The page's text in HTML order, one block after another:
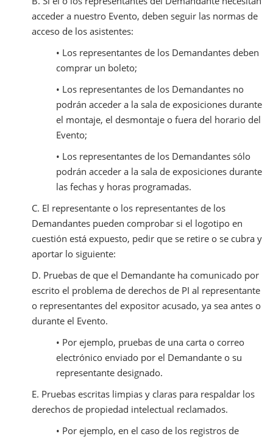
acceder a nuestro Evento, deben seguir las normas de
acceso de los asistentes:
• Los representantes de los Demandantes deben
comprar un boleto;
• Los representantes de los Demandantes no
podrán acceder a la sala de exposiciones durante
el montaje, el desmontaje o fuera del horario del
Evento;
• Los representantes de los Demandantes sólo
podrán acceder a la sala de exposiciones durante
las fechas y horas programadas.
C. El representante o los representantes de los
Demandantes pueden comprobar si el logotipo en
cuestión está expuesto, pedir que se retire o se cubra y
aportar lo siguiente:
D. Pruebas de que el Demandante ha comunicado por
escrito el problema de derechos de PI al representante
o representantes del expositor acusado, ya sea antes o
durante el Evento.
• Por ejemplo, pruebas de una carta o correo
electrónico enviado por el Demandante o su
representante designado.
E. Pruebas escritas limpias y claras para respaldar los
derechos de propiedad intelectual reclamados.
• Por ejemplo, en el caso de los registros de